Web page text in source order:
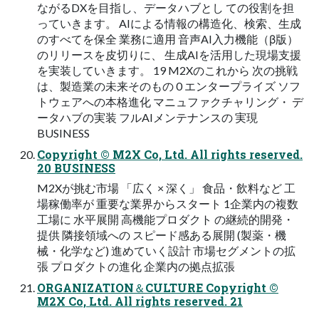
ながるDXを目指し、データハブとし ての役割を担
っていきます。 AIによる情報の構造化、検索、生成
のすべてを保全 業務に適用 音声AI入力機能（β版）
のリリースを皮切りに、 生成AIを活用した現場支援
を実装していきます。 19 M2Xのこれから 次の挑戦
は、製造業の未来そのもの 0 エンタープライズ ソフ
トウェアへの本格進化 マニュファクチャリング・ デ
ータハブの実装 フルAIメンテナンスの 実現
BUSINESS
Copyright © M2X Co, Ltd. All rights reserved.
20 BUSINESS
M2Xが挑む市場 「広く × 深く」 食品・飲料など 工
場稼働率が 重要な業界からスタート 1企業内の複数
工場に 水平展開 高機能プロダクト の継続的開発・
提供 隣接領域への スピード感ある展開 (製薬・機
械・化学など) 進めていく設計 市場セグメントの拡
張 プロダクトの進化 企業内の拠点拡張
ORGANIZATION＆CULTURE Copyright ©
M2X Co, Ltd. All rights reserved. 21